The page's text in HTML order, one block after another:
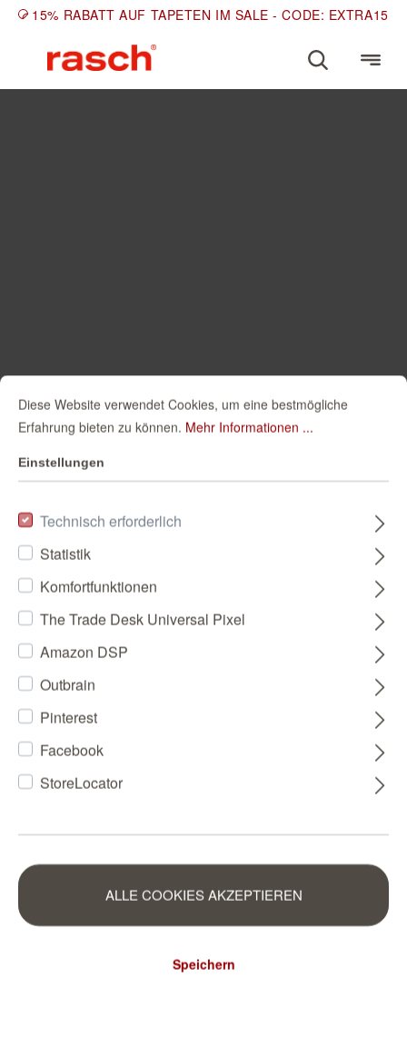
15% RABATT AUF TAPETEN IM SALE - CODE: EXTRA15
Diese Website verwendet Cookies, um eine bestmögliche
Erfahrung bieten zu können. Mehr Informationen ...
Einstellungen
Technisch erforderlich
Statistik
Komfortfunktionen
The Trade Desk Universal Pixel
Amazon DSP
Outbrain
Pinterest
Facebook
StoreLocator
ALLE COOKIES AKZEPTIEREN
Speichern